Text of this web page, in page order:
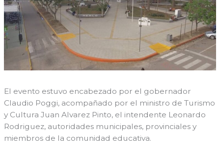
El evento estuvo encabezado por el gobernador
Claudio Poggi, acompañado por el ministro de Turismo
y Cultura Juan Alvarez Pinto, el intendente Leonardo
Rodriguez, autoridades municipales, provinciales y
miembros de la comunidad educativa.